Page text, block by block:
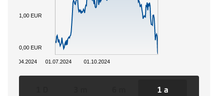
01.07.2024 01.10.2024
01.04.2024
0,00 EUR
1,00 EUR
1 a